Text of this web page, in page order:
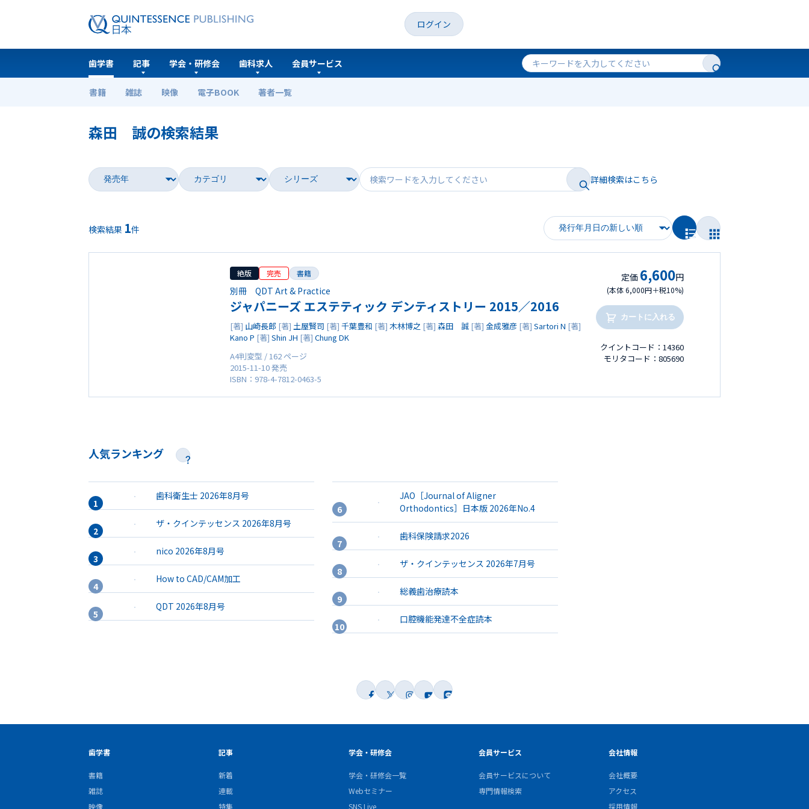
ログイン
歯学書
書籍 雑誌 映像 電子BOOK 著者一覧
記事 学会・研修会 歯科求人 会員サービス
ホーム 歯学書
森田 誠の検索結果
詳細検索はこちら
検索結果 1件
絶版 完売 書籍
別冊 QDT Art & Practice
ジャパニーズ エステティック デンティストリー 2015／2016
[著] 山崎長郎 [著] 土屋賢司 [著] 千葉豊和 [著] 木林博之 [著] 森田 誠 [著] 金成雅彦 [著] Sartori N [著]
Kano P [著] Shin JH [著] Chung DK
A4判変型 / 162 ページ
2015-11-10 発売
ISBN：978-4-7812-0463-5
定価 6,600円
(本体 6,000円＋税10%)
カートに入れる
クイントコード：14360
モリタコード：805690
人気ランキング
歯科衛生士 2026年8月号
ザ・クインテッセンス 2026年8月号
nico 2026年8月号
How to CAD/CAM加工
QDT 2026年8月号
JAO［Journal of Aligner
Orthodontics］日本版 2026年No.4
歯科保険請求2026
ザ・クインテッセンス 2026年7月号
総義歯治療読本
口腔機能発達不全症読本
歯学書
書籍
雑誌
映像
記事
新着
連載
特集
学会・研修会
学会・研修会一覧
Webセミナー
SNS Live
会員サービス
会員サービスについて
専門情報検索
会社情報
会社概要
アクセス
採用情報